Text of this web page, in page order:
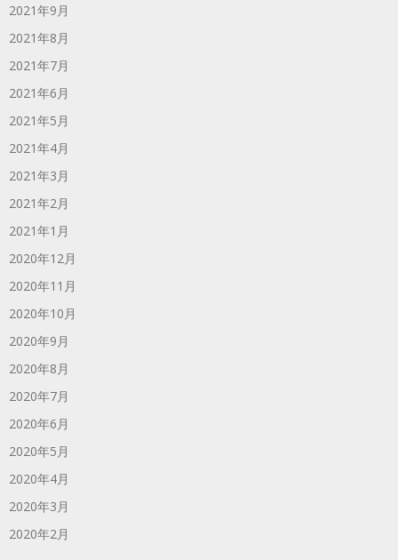
2021年9月
2021年8月
2021年7月
2021年6月
2021年5月
2021年4月
2021年3月
2021年2月
2021年1月
2020年12月
2020年11月
2020年10月
2020年9月
2020年8月
2020年7月
2020年6月
2020年5月
2020年4月
2020年3月
2020年2月